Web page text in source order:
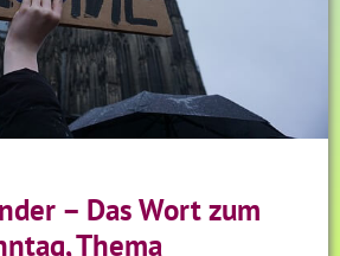
– Das Wort zum
Thema